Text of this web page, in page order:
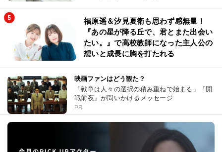
福原遥＆汐見夏衛も思わず感無量！
『あの星が降る丘で、君とまた出会い
たい。』で高校教師になった主人公の
想いと成長に胸を打たれる
映画ファンはどう観た？
「戦争は人々の選択の積み重ねで始まる」『開
戦前夜』が問いかけるメッセージ
PR